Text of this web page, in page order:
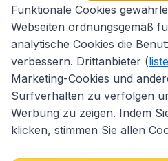
Funktionale Cookies
Webseiten ordnungsgemäß
analytische Cookies die
verbessern. Drittanbieter (
Marketing-Cookies und
Surfverhalten zu verfolgen
Werbung zu zeigen. Indem
klicken, stimmen Sie allen